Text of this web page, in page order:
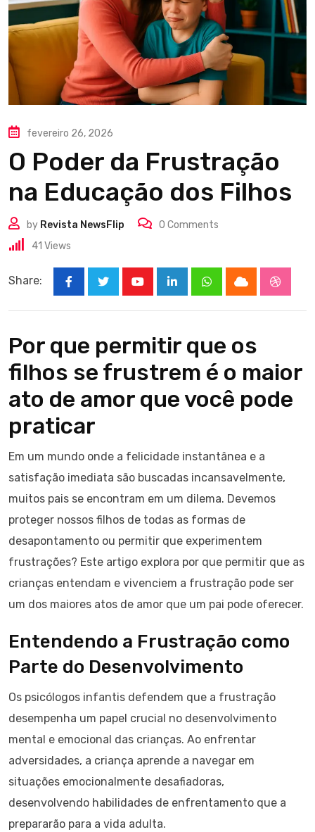
fevereiro 26, 2026
O Poder da Frustração
na Educação dos Filhos
by Revista NewsFlip 0 Comments
41 Views
Share:
LinkedInWhatsappCloud
Por que permitir que os
filhos se frustrem é o maior
ato de amor que você pode
praticar
Em um mundo onde a felicidade instantânea e a
satisfação imediata são buscadas incansavelmente,
muitos pais se encontram em um dilema. Devemos
proteger nossos filhos de todas as formas de
desapontamento ou permitir que experimentem
frustrações? Este artigo explora por que permitir que as
crianças entendam e vivenciem a frustração pode ser
um dos maiores atos de amor que um pai pode oferecer.
Entendendo a Frustração como
Parte do Desenvolvimento
Os psicólogos infantis defendem que a frustração
desempenha um papel crucial no desenvolvimento
mental e emocional das crianças. Ao enfrentar
adversidades, a criança aprende a navegar em
situações emocionalmente desafiadoras,
desenvolvendo habilidades de enfrentamento que a
prepararão para a vida adulta.